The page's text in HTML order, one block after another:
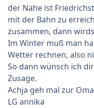
der Nähe ist
mit der Bahn zu
zusammen, dann
Im Winter muß man
Wetter rechnen, also
So dann wünsch ich
Zusage.
Achja geh mal zur
LG annika